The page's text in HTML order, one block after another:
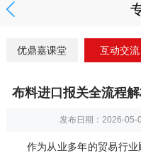
优鼎嘉课堂 互动交流
布料进口报关全流程
发布日期：2026-
作为从业多年的贸易行业